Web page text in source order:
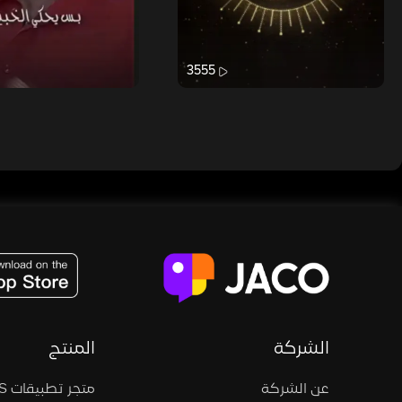
3555
الشركة
عن الشركة
المنتج
متجر تطبيقات iOS